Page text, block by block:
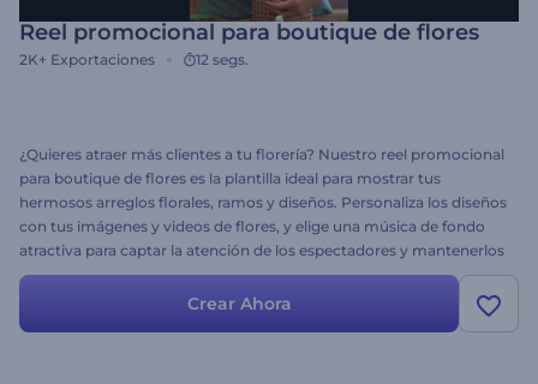
Reel promocional para boutique de flores
2K+ Exportaciones 12 segs.
¿Quieres atraer más clientes a tu florería? Nuestro reel promocional
para boutique de flores es la plantilla ideal para mostrar tus
hermosos arreglos florales, ramos y diseños. Personaliza los diseños
con tus imágenes y videos de flores, y elige una música de fondo
atractiva para captar la atención de los espectadores y mantenerlos
enganchados. ¡Crea ahora, muestra tus diseños con estilo y logra
hacer tu nombre en el mundo de las flores!
Crear Ahora